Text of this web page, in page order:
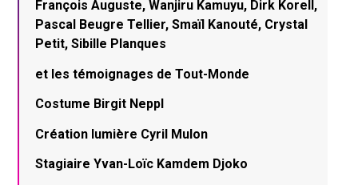
François Auguste, Wanjiru Kamuyu, Dirk Korell,
Pascal Beugre Tellier, Smaïl Kanouté, Crystal
Petit, Sibille Planques
et les témoignages de Tout-Monde
Costume Birgit Neppl
Création lumière Cyril Mulon
Stagiaire Yvan-Loïc Kamdem Djoko